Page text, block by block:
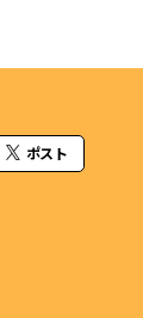
ポスト